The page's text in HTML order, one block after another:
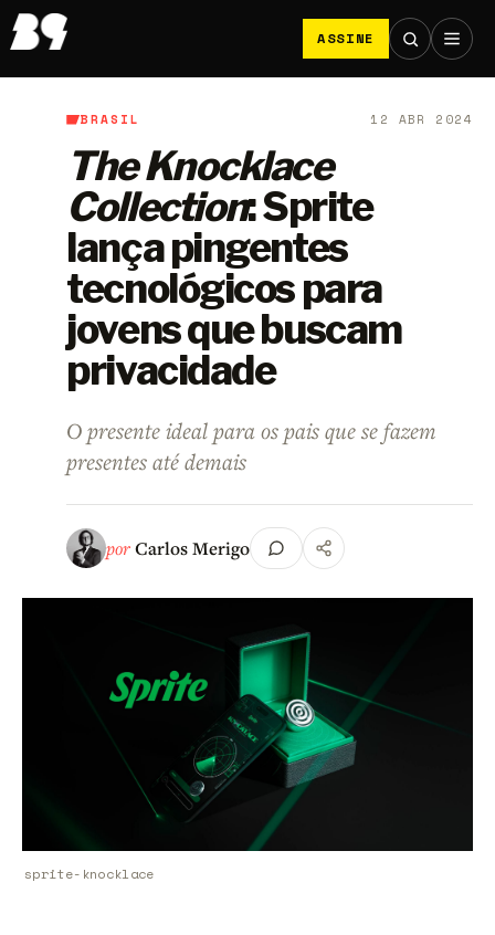
ASSINE
B9/Brasil
BRASIL 12 ABR 2024
The Knocklace
Collection: Sprite
lança pingentes
tecnológicos para
jovens que buscam
privacidade
O presente ideal para os pais que se fazem
presentes até demais
porCarlos Merigo
sprite-knocklace